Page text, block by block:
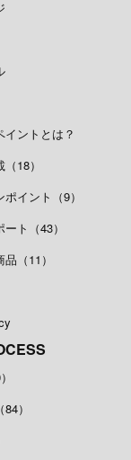
イントとは？
18）
イント（9）
ト（43）
（11）
）